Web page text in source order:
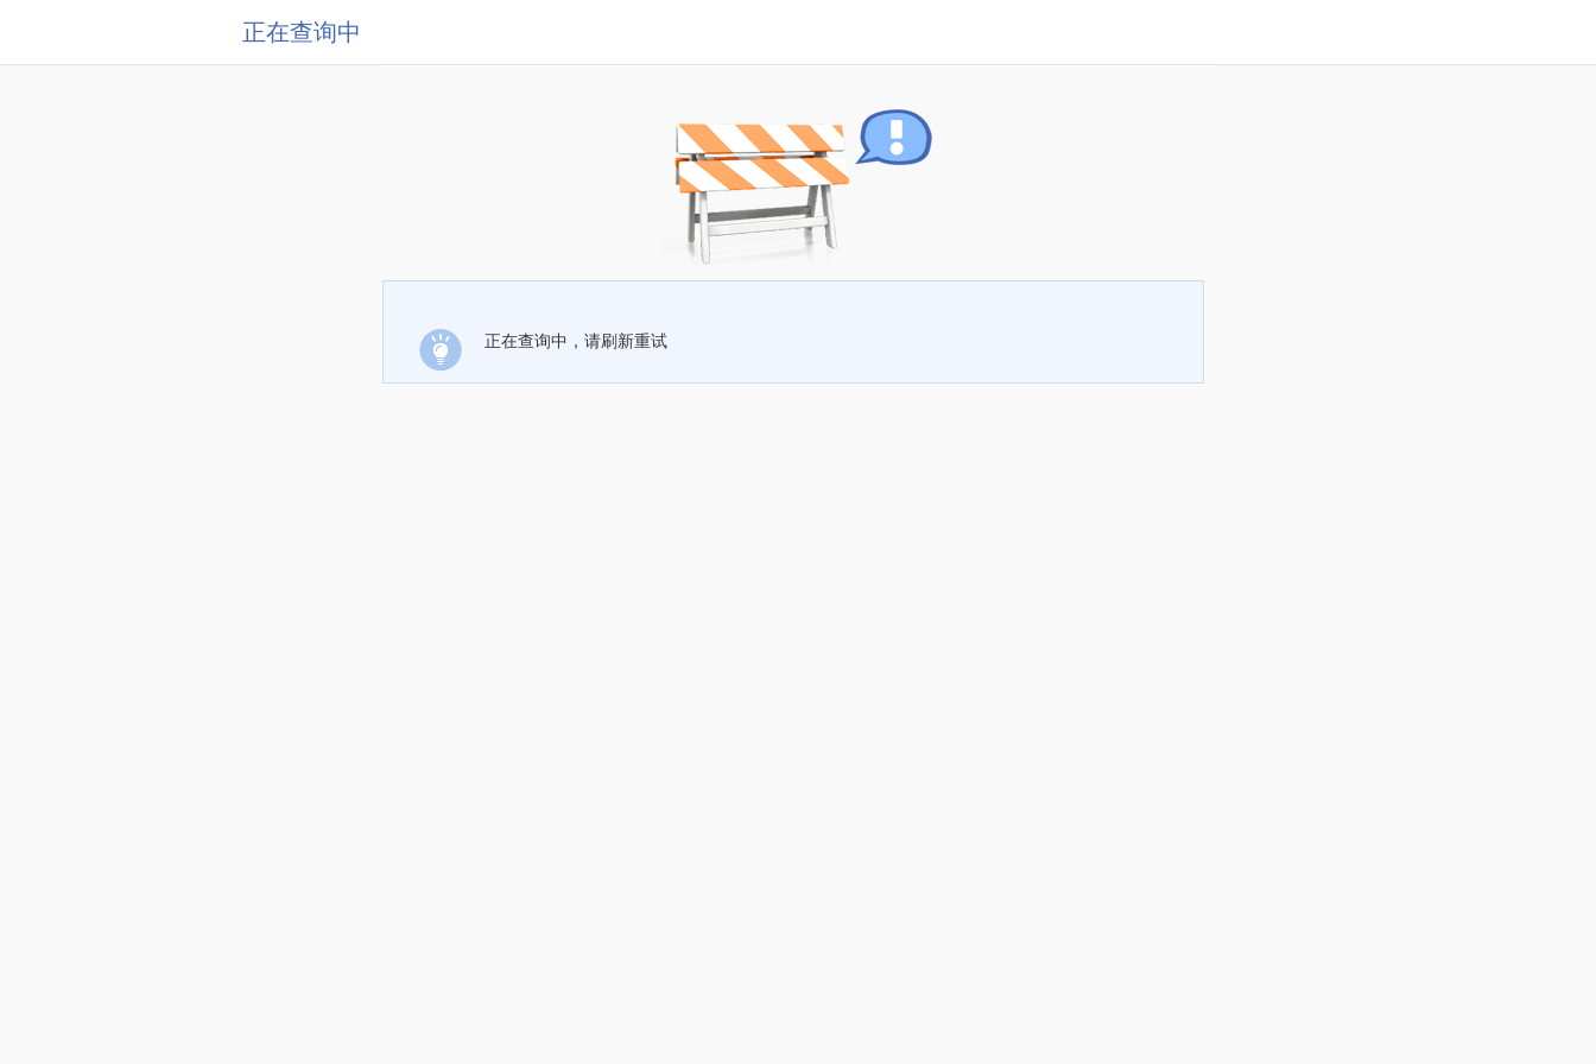
正在查询中
正在查询中，请刷新重试